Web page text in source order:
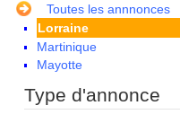
Toutes les annnonces
Limousin
Lorraine
Martinique
Mayotte
Portugal
Type d'annonce